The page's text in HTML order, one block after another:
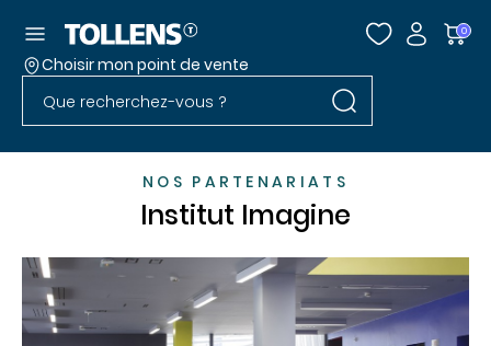
0
Passer la liste des magasins et aller au pied
Choisir mon point de vente
Rechercher dans le site Rechercher
Accéder au menu
NOS PARTENARIATS
Institut Imagine